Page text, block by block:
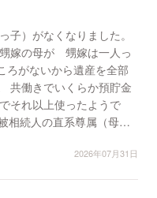
子）がなくなりました。
嫁の母が 甥嫁は一人っ
ろがないから遺産を全部
共働きでいくらか預貯金
それ以上使ったようで
2026年07月31日